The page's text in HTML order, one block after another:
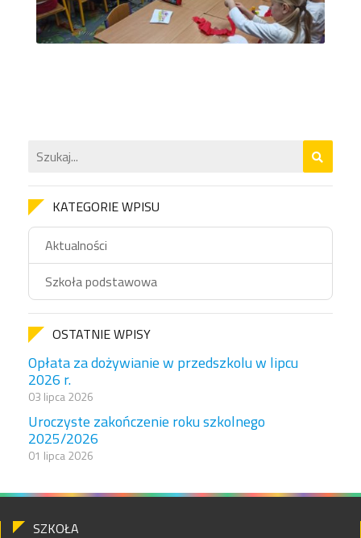
KATEGORIE WPISU
Aktualności
Szkoła podstawowa
OSTATNIE WPISY
Opłata za dożywianie w przedszkolu w lipcu
2026 r.
03 lipca 2026
Uroczyste zakończenie roku szkolnego
2025/2026
01 lipca 2026
SZKOŁA